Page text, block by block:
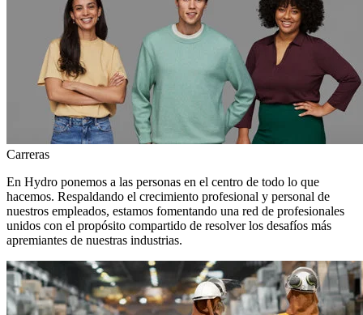
Carreras
En Hydro ponemos a las personas en el centro de todo lo que
hacemos. Respaldando el crecimiento profesional y personal de
nuestros empleados, estamos fomentando una red de profesionales
unidos con el propósito compartido de resolver los desafíos más
apremiantes de nuestras industrias.